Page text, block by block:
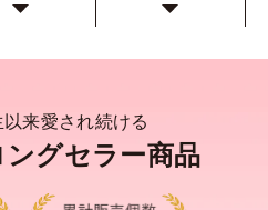
来愛され続ける
グセラー商品